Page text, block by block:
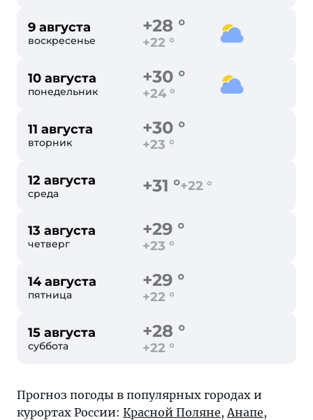
9 августа
воскресенье
+28 °
+22 °
10 августа
понедельник
+30 °
+24 °
11 августа
вторник
+30 °
+23 °
12 августа
среда +31 °+22 °
13 августа
четверг
+29 °
+23 °
14 августа
пятница
+29 °
+22 °
15 августа
суббота
+28 °
+22 °
Прогноз погоды в популярных городах и
курортах России: Красной Поляне,Анапе,